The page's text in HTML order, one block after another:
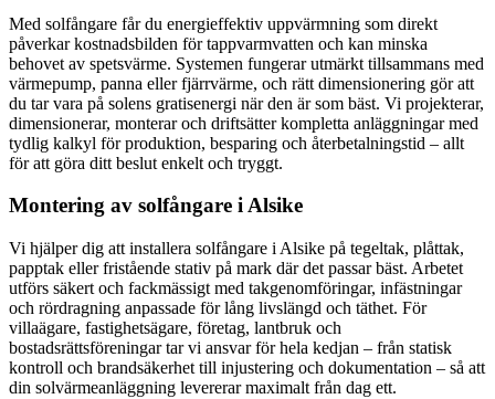
Med solfångare får du energieffektiv uppvärmning som direkt
påverkar kostnadsbilden för tappvarmvatten och kan minska
behovet av spetsvärme. Systemen fungerar utmärkt tillsammans med
värmepump, panna eller fjärrvärme, och rätt dimensionering gör att
du tar vara på solens gratisenergi när den är som bäst. Vi projekterar,
dimensionerar, monterar och driftsätter kompletta anläggningar med
tydlig kalkyl för produktion, besparing och återbetalningstid – allt
för att göra ditt beslut enkelt och tryggt.
Montering av solfångare i Alsike
Vi hjälper dig att installera solfångare i Alsike på tegeltak, plåttak,
papptak eller fristående stativ på mark där det passar bäst. Arbetet
utförs säkert och fackmässigt med takgenomföringar, infästningar
och rördragning anpassade för lång livslängd och täthet. För
villaägare, fastighetsägare, företag, lantbruk och
bostadsrättsföreningar tar vi ansvar för hela kedjan – från statisk
kontroll och brandsäkerhet till injustering och dokumentation – så att
din solvärmeanläggning levererar maximalt från dag ett.